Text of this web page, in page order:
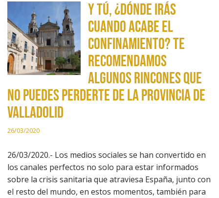
Y tú, ¿dónde irás
cuando acabe el
confinamiento? Te
recomendamos
algunos rincones que
no puedes perderte de la provincia de
Valladolid
26/03/2020
26/03/2020.- Los medios sociales se han convertido en
los canales perfectos no solo para estar informados
sobre la crisis sanitaria que atraviesa España, junto con
el resto del mundo, en estos momentos, también para